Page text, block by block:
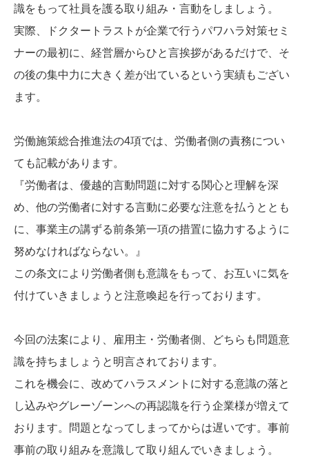
識をもって社員を護る取り組み・言動をしましょう。
実際、ドクタートラストが企業で行うパワハラ対策セミ
ナーの最初に、経営層からひと言挨拶があるだけで、そ
の後の集中力に大きく差が出ているという実績もござい
ます。
労働施策総合推進法の4項では、労働者側の責務につい
ても記載があります。
『労働者は、優越的言動問題に対する関心と理解を深
め、他の労働者に対する言動に必要な注意を払うととも
に、事業主の講ずる前条第一項の措置に協力するように
努めなければならない。』
この条文により労働者側も意識をもって、お互いに気を
付けていきましょうと注意喚起を行っております。
今回の法案により、雇用主・労働者側、どちらも問題意
識を持ちましょうと明言されております。
これを機会に、改めてハラスメントに対する意識の落と
し込みやグレーゾーンへの再認識を行う企業様が増えて
おります。問題となってしまってからは遅いです。事前
事前の取り組みを意識して取り組んでいきましょう。